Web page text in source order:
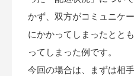
かず、双方がコミュニケ
にかかってしまったとと
ってしまった例です。
今回の場合は、まずは相